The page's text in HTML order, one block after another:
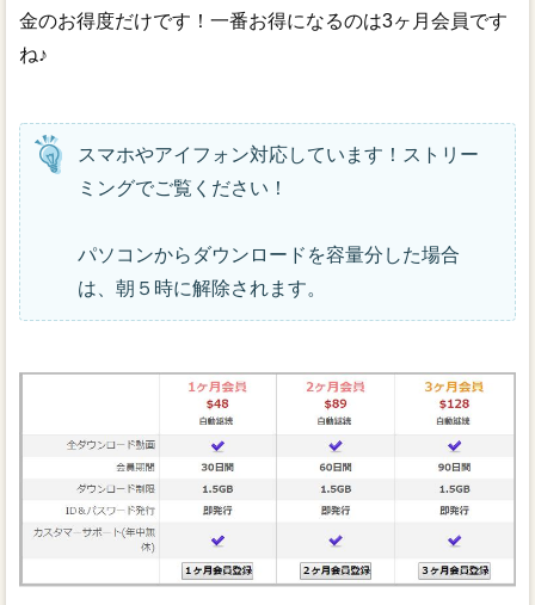
金のお得度だけです！一番お得になるのは3ヶ月会員です
ね♪
スマホやアイフォン対応しています！ストリー
ミングでご覧ください！
パソコンからダウンロードを容量分した場合
は、朝５時に解除されます。